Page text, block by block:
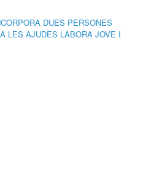
DUES PERSONES
LES AJUDES LABORA JOVE I